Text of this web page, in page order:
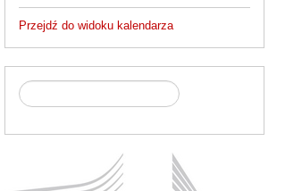
Przejdź do widoku kalendarza